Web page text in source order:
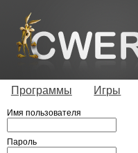
Программы Игры
Имя пользователя
Пароль